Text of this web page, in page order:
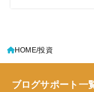
HOME 投資
ブログサポート一